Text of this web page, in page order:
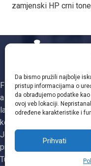
Da bismo pružili najbolje
pristup informacijama o
da obrađujemo podatke
ovoj veb lokaciji.
određene karakteristike i
Prihvati
zamjenski HP crni
Firma Gizmo je osnovana
a obnovom i distribucijom
laserske i ink-jet
kopirne uređaje se bavi od
Jedina smo registrovana
proizvodnju tonera i
Tuzlanskog kantona